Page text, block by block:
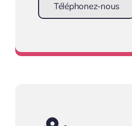
Téléphonez-nous